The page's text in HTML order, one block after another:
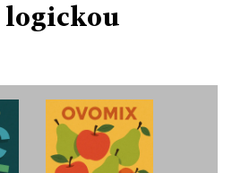
logickou